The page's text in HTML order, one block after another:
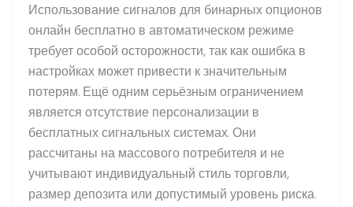
Использование сигналов для бинарных опционов
онлайн бесплатно в автоматическом режиме
требует особой осторожности, так как ошибка в
настройках может привести к значительным
потерям. Ещё одним серьёзным ограничением
является отсутствие персонализации в
бесплатных сигнальных системах. Они
рассчитаны на массового потребителя и не
учитывают индивидуальный стиль торговли,
размер депозита или допустимый уровень риска.